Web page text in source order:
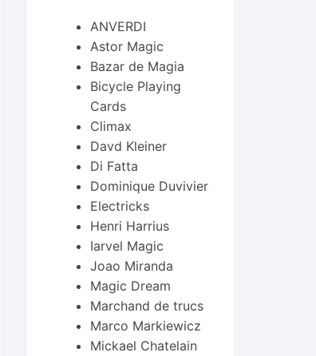
ANVERDI
Astor Magic
Bazar de Magia
Bicycle Playing
Cards
Climax
Davd Kleiner
Di Fatta
Dominique Duvivier
Electricks
Henri Harrius
Iarvel Magic
Joao Miranda
Magic Dream
Marchand de trucs
Marco Markiewicz
Mickael Chatelain